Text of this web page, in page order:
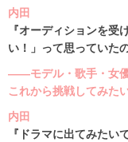
内田
『オーディションを受
い！」って思っていた
――モデル・歌手・女優
これから挑戦してみた
内田
『ドラマに出てみたい